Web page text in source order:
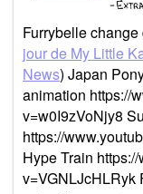
Furrybelle
jour de My Little
News) Japan
animation https://
v=w0I9zVoNjy8
https://
Hype Train
v=VGNLJcHLRyk